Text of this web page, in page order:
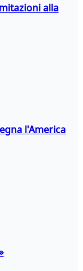
alla
l'America